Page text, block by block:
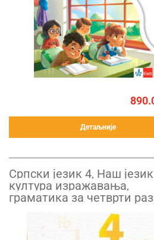
Детаљније
Српски језик 4, Наш
култура изражавања,
граматика за четврти